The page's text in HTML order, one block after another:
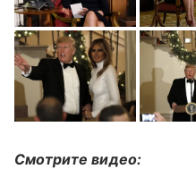
Смотрите видео: